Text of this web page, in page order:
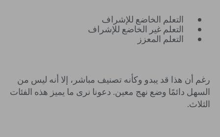
التعلم الخاضع للإشراف
التعلم غير الخاضع للإشراف
التعلم المعزز
رغم أن هذا قد يبدو وكأنه تصنيف مباشر، إلا أنه ليس من
السهل دائمًا وضع نهج معين. دعونا نرى ما يميز هذه الفئات
الثلاث.